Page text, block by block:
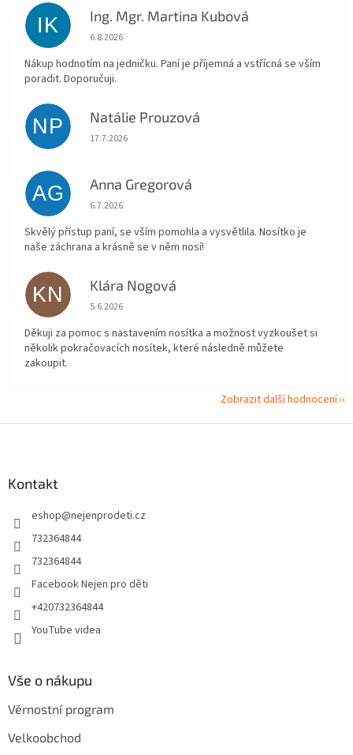
IK Ing. Mgr. Martina Kubová
Hodnocení obchodu je 5 z 5 hvězdiček.
6.8.2026
Nákup hodnotím na jedničku. Paní je příjemná a vstřícná se vším
poradit. Doporučuji.
NP Natálie Prouzová
Hodnocení obchodu je 5 z 5 hvězdiček.
17.7.2026
AG Anna Gregorová
Hodnocení obchodu je 5 z 5 hvězdiček.
6.7.2026
Skvělý přístup paní, se vším pomohla a vysvětlila. Nosítko je
naše záchrana a krásně se v něm nosí!
KN Klára Nogová
Hodnocení obchodu je 5 z 5 hvězdiček.
5.6.2026
Děkuji za pomoc s nastavením nosítka a možnost vyzkoušet si
několik pokračovacích nosítek, které následně můžete
zakoupit.
Zobrazit další hodnocení
Kontakt
eshop@nejenprodeti.cz
732364844
732364844
Facebook Nejen pro děti
+420732364844
YouTube videa
Vše o nákupu
Věrnostní program
Velkoobchod